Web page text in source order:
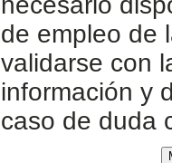
de empleo de
validarse con
información y
caso de duda